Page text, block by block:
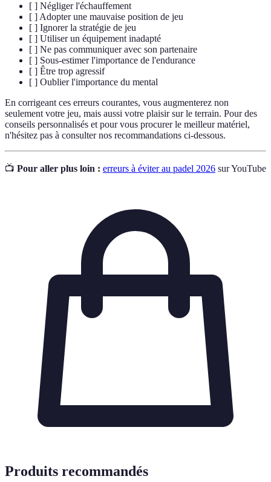
[ ] Négliger l'échauffement
[ ] Adopter une mauvaise position de jeu
[ ] Ignorer la stratégie de jeu
[ ] Utiliser un équipement inadapté
[ ] Ne pas communiquer avec son partenaire
[ ] Sous-estimer l'importance de l'endurance
[ ] Être trop agressif
[ ] Oublier l'importance du mental
En corrigeant ces erreurs courantes, vous augmenterez non
seulement votre jeu, mais aussi votre plaisir sur le terrain. Pour des
conseils personnalisés et pour vous procurer le meilleur matériel,
n'hésitez pas à consulter nos recommandations ci-dessous.
📺 Pour aller plus loin : erreurs à éviter au padel 2026 sur YouTube
Produits recommandés